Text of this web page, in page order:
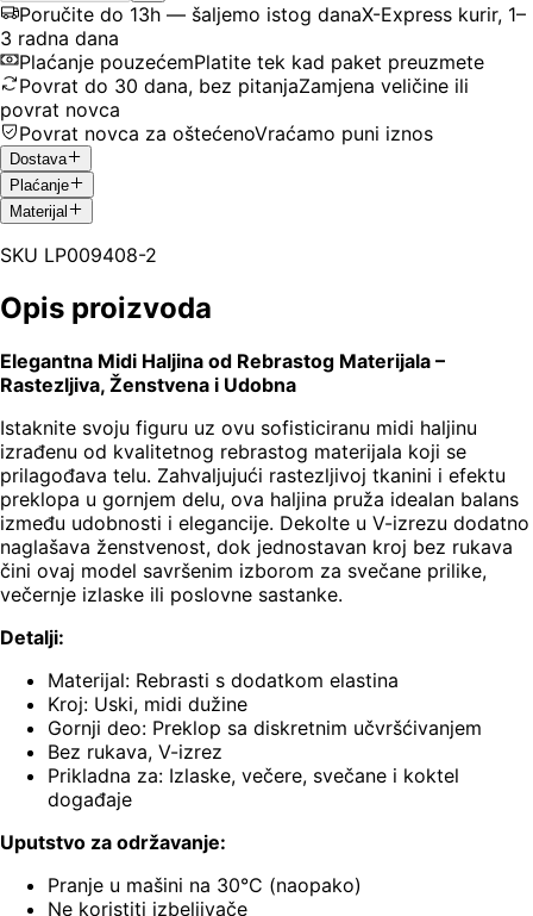
Poručite do 13h — šaljemo istog danaX-Express kurir, 1–
3 radna dana
Plaćanje pouzećemPlatite tek kad paket preuzmete
Povrat do 30 dana, bez pitanjaZamjena veličine ili
povrat novca
Povrat novca za oštećenoVraćamo puni iznos
Dostava
Plaćanje
Materijal
SKU LP009408-2
Opis proizvoda
Elegantna Midi Haljina od Rebrastog Materijala –
Rastezljiva, Ženstvena i Udobna
Istaknite svoju figuru uz ovu sofisticiranu midi haljinu
izrađenu od kvalitetnog rebrastog materijala koji se
prilagođava telu. Zahvaljujući rastezljivoj tkanini i efektu
preklopa u gornjem delu, ova haljina pruža idealan balans
između udobnosti i elegancije. Dekolte u V-izrezu dodatno
naglašava ženstvenost, dok jednostavan kroj bez rukava
čini ovaj model savršenim izborom za svečane prilike,
večernje izlaske ili poslovne sastanke.
Detalji:
Materijal: Rebrasti s dodatkom elastina
Kroj: Uski, midi dužine
Gornji deo: Preklop sa diskretnim učvršćivanjem
Bez rukava, V-izrez
Prikladna za: Izlaske, večere, svečane i koktel
događaje
Uputstvo za održavanje:
Pranje u mašini na 30°C (naopako)
Ne koristiti izbeljivače